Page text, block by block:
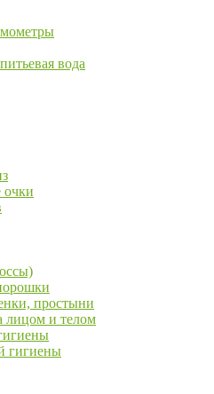
вода
очки
простыни
лицом и телом
гигиены